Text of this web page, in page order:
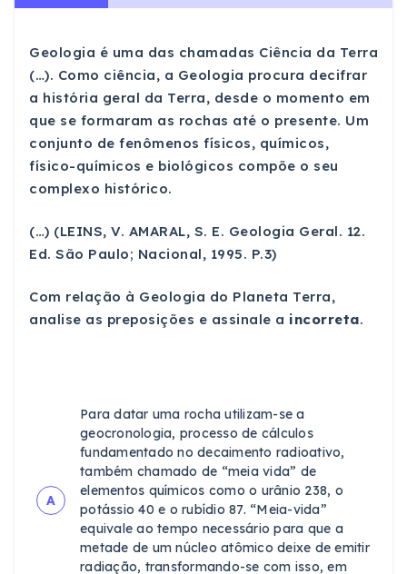
Geologia é uma das chamadas Ciência da Terra
(…). Como ciência, a Geologia procura decifrar
a história geral da Terra, desde o momento em
que se formaram as rochas até o presente. Um
conjunto de fenômenos físicos, químicos,
físico-químicos e biológicos compõe o seu
complexo histórico.
(…) (LEINS, V. AMARAL, S. E. Geologia Geral. 12.
Ed. São Paulo; Nacional, 1995. P.3)
Com relação à Geologia do Planeta Terra,
analise as preposições e assinale a incorreta.
A
Para datar uma rocha utilizam-se a
geocronologia, processo de cálculos
fundamentado no decaimento radioativo,
também chamado de “meia vida” de
elementos químicos como o urânio 238, o
potássio 40 e o rubídio 87. “Meia-vida”
equivale ao tempo necessário para que a
metade de um núcleo atômico deixe de emitir
radiação, transformando-se com isso, em